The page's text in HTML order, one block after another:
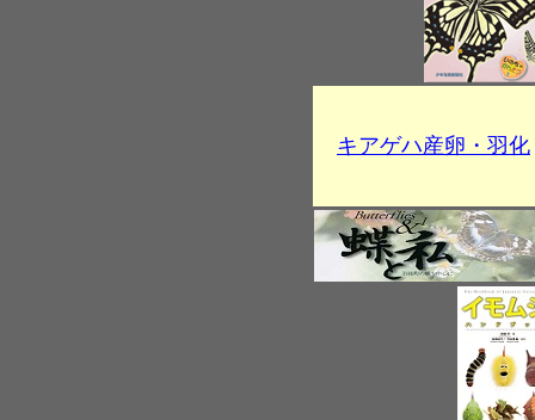
キアゲハ産卵・羽化